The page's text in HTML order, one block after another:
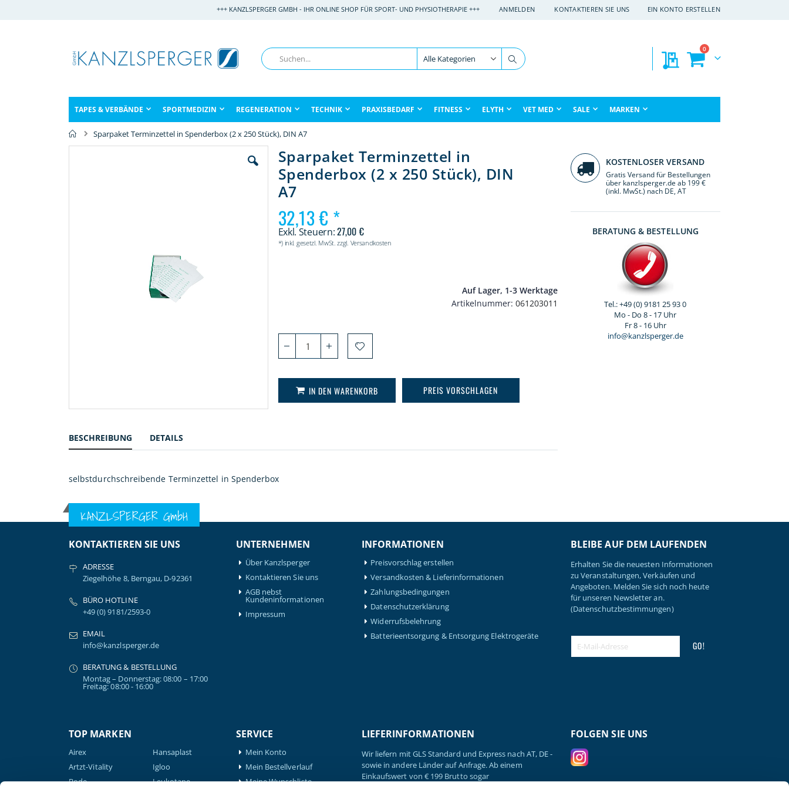
+++ KANZLSPERGER GMBH - IHR ONLINE SHOP FÜR SPORT- UND PHYSIOTHERAPIE +++ ANMELDEN KONTAKTIEREN SIE UNS EIN KONTO ERSTELLEN
Warenkorb
0Artikel
Meine Preisanfragen
Suche
TAPES & VERBÄNDE SPORTMEDIZIN REGENERATION TECHNIK PRAXISBEDARF FITNESS ELYTH VET MED SALE MARKEN
Sparpaket Terminzettel in Spenderbox (2 x 250 Stück), DIN A7
der
Bildergalerie
Sparpaket Terminzettel in
Spenderbox (2 x 250 Stück), DIN
A7
32,13 €
27,00 €
*) inkl. gesetzl. MwSt. zzgl. Versandkosten
Auf Lager, 1-3 Werktage
Artikelnummer 061203011
IN DEN WARENKORB PREIS VORSCHLAGEN
BESCHREIBUNG
selbstdurchschreibende Terminzettel in Spenderbox
DETAILS
KOSTENLOSER VERSAND
Gratis Versand für Bestellungen
über kanzlsperger.de ab 199 €
(inkl. MwSt.) nach DE, AT
BERATUNG & BESTELLUNG
Tel.: +49 (0) 9181 25 93 0
Mo - Do 8 - 17 Uhr
Fr 8 - 16 Uhr
info@kanzlsperger.de
KANZLSPERGER GmbH
KONTAKTIEREN SIE UNS
ADRESSE
Ziegelhöhe 8, Berngau, D-92361
BÜRO HOTLINE
+49 (0) 9181/2593-0
EMAIL
info@kanzlsperger.de
BERATUNG & BESTELLUNG
Montag – Donnerstag: 08:00 – 17:00
Freitag: 08:00 - 16:00
UNTERNEHMEN
Über Kanzlsperger
Kontaktieren Sie uns
AGB nebst
Kundeninformationen
Impressum
INFORMATIONEN
Preisvorschlag erstellen
Versandkosten & Lieferinformationen
Zahlungsbedingungen
Datenschutzerklärung
Widerrufsbelehrung
Batterieentsorgung & Entsorgung Elektrogeräte
BLEIBE AUF DEM LAUFENDEN
Erhalten Sie die neuesten Informationen
zu Veranstaltungen, Verkäufen und
Angeboten. Melden Sie sich noch heute
für unseren Newsletter an.
(Datenschutzbestimmungen)
GO!
TOP MARKEN
Airex
Artzt-Vitality
Bode
Hansaplast
Igloo
Leukotape
SERVICE
Mein Konto
Mein Bestellverlauf
Meine Wunschliste
LIEFERINFORMATIONEN
Wir liefern mit GLS Standard und Express nach AT, DE -
sowie in andere Länder auf Anfrage. Ab einem
Einkaufswert von € 199 Brutto sogar
FOLGEN SIE UNS